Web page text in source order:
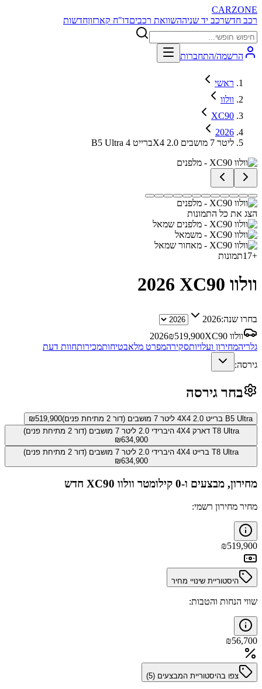
CARZONE
רכב חדשרכב יד שניההשוואת רכביםדו"ח קארזוןחדשות
הרשמה/התחברות
ראשי
וולוו
XC90
2026
B5 Ultra ברייט 4X4 2.0 ליטר 7 מושבים
הצג את כל התמונות
+
17תמונות
וולוו XC90 2026
בחרו שנה:2026
וולוו XC90
2026₪519,900
גלריהמחירון ועלויותסקירהמפרט מלאבטיחותמכירותחוות דעת
גירסה:
בחר גירסה
B5 Ultra ברייט 4X4 2.0 ליטר 7 מושבים (דור 2 מתיחת פנים) ₪519,900
T8 Ultra דארק 4X4 היברידי 2.0 ליטר 7 מושבים (דור 2 מתיחת פנים)
₪634,900
T8 Ultra ברייט 4X4 היברידי 2.0 ליטר 7 מושבים (דור 2 מתיחת פנים)
₪634,900
מחירון, מבצעים ו-0 קילומטר וולוו XC90 חדש
מחיר מחירון רשמי:
₪519,900
היסטוריית שינויי מחיר
שווי הנחות והטבות:
₪56,700
צפו בהיסטוריית המבצעים (5
)